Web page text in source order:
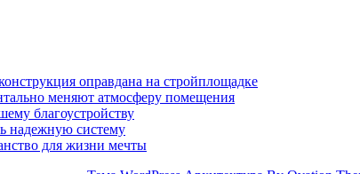
оправдана на стройплощадке
меняют атмосферу помещения
благоустройству
надежную систему
для жизни мечты